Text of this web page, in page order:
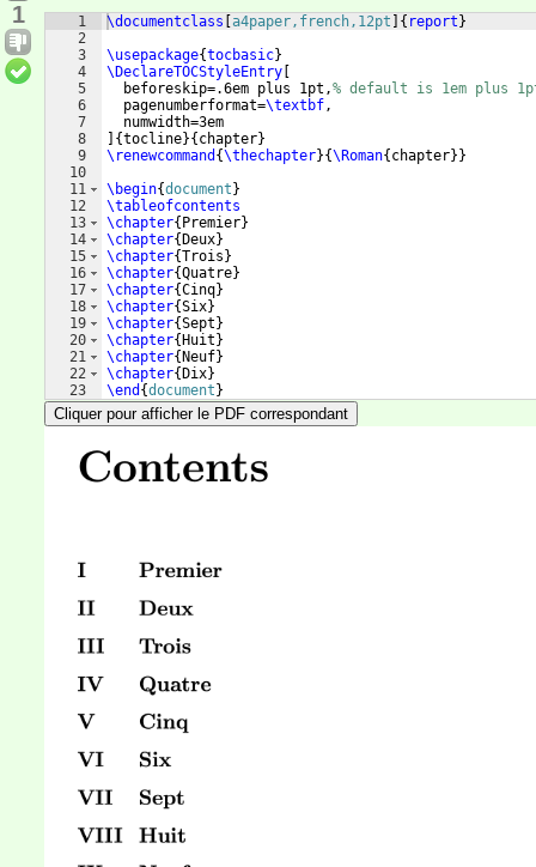
1
1
2
3
4
5
6
7
8
9
10
11
12
13
14
15
16
17
18
19
20
21
22
23
\documentclass a4paper,french,12pt { report }
\usepackage{tocbasic}
\DeclareTOCStyleEntry
  beforeskip=.6em plus 1pt,
% default is 1em plus
  pagenumberformat=
\textbf,
  numwidth=3em
{tocline}{ chapter}
\renewcommand {\thechapter}{\Roman{ chapter}}
\begin{document }
\tableofcontents
\chapter{ Premier}
\chapter{ Deux}
\chapter{Trois }
\chapter{Quatre}
\chapter{Cinq}
\chapter{Six}
\chapter{Sept }
\chapter{ Huit }
\chapter{ Neuf}
\chapter{ Dix}
\end {document }
Cliquer pour afficher le PDF correspondant